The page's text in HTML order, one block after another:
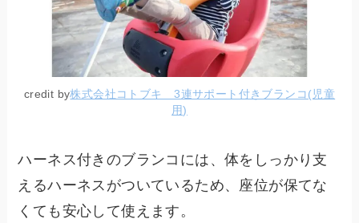
credit by株式会社コトブキ 3連サポート付きブランコ(児童
用)
ハーネス付きのブランコには、体をしっかり支
えるハーネスがついているため、座位が保てな
くても安心して使えます。